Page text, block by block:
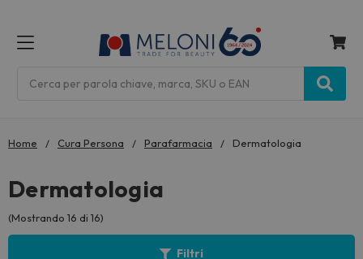
Home Cura Persona Parafarmacia Dermatologia
Dermatologia
(Mostrando 16 di 16)
Filtri